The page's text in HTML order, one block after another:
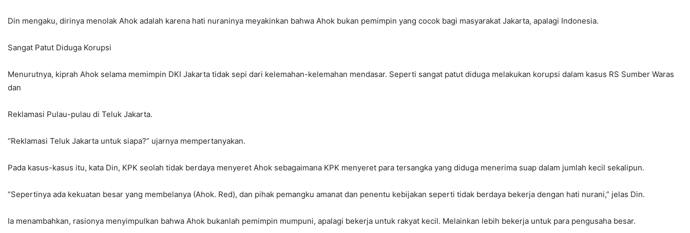
Din mengaku, dirinya menolak Ahok adalah karena hati nuraninya meyakinkan bahwa Ahok bukan pemimpin yang cocok bagi masyarakat Jakarta, apalagi Indonesia.
Sangat Patut Diduga Korupsi
Menurutnya, kiprah Ahok selama memimpin DKI Jakarta tidak sepi dari kelemahan-kelemahan mendasar. Seperti sangat patut diduga melakukan korupsi dalam kasus RS Sumber Waras
dan
Reklamasi Pulau-pulau di Teluk Jakarta.
“Reklamasi Teluk Jakarta untuk siapa?” ujarnya mempertanyakan.
Pada kasus-kasus itu, kata Din, KPK seolah tidak berdaya menyeret Ahok sebagaimana KPK menyeret para tersangka yang diduga menerima suap dalam jumlah kecil sekalipun.
“Sepertinya ada kekuatan besar yang membelanya (Ahok. Red), dan pihak pemangku amanat dan penentu kebijakan seperti tidak berdaya bekerja dengan hati nurani,” jelas Din.
Ia menambahkan, rasionya menyimpulkan bahwa Ahok bukanlah pemimpin mumpuni, apalagi bekerja untuk rakyat kecil. Melainkan lebih bekerja untuk para pengusaha besar.